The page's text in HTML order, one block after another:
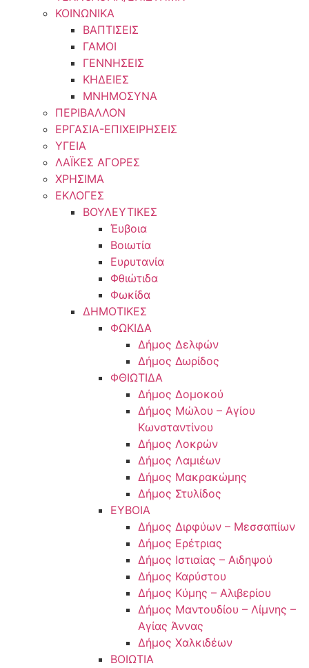
ΚΟΙΝΩΝΙΚΑ
ΒΑΠΤΙΣΕΙΣ
ΓΑΜΟΙ
ΓΕΝΝΗΣΕΙΣ
ΚΗΔΕΙΕΣ
ΜΝΗΜΟΣΥΝΑ
ΠΕΡΙΒΑΛΛΟΝ
ΕΡΓΑΣΙΑ-ΕΠΙΧΕΙΡΗΣΕΙΣ
ΥΓΕΙΑ
ΛΑΪΚΕΣ ΑΓΟΡΕΣ
ΧΡΗΣΙΜΑ
ΕΚΛΟΓΕΣ
ΒΟΥΛΕΥΤΙΚΕΣ
Έυβοια
Βοιωτία
Ευρυτανία
Φθιώτιδα
Φωκίδα
ΔΗΜΟΤΙΚΕΣ
ΦΩΚΙΔΑ
Δήμος Δελφών
Δήμος Δωρίδος
ΦΘΙΩΤΙΔΑ
Δήμος Δομοκού
Δήμος Μώλου – Αγίου
Κωνσταντίνου
Δήμος Λοκρών
Δήμος Λαμιέων
Δήμος Μακρακώμης
Δήμος Στυλίδος
ΕΥΒΟΙΑ
Δήμος Διρφύων – Μεσσαπίων
Δήμος Ερέτριας
Δήμος Ιστιαίας – Αιδηψού
Δήμος Καρύστου
Δήμος Κύμης – Αλιβερίου
Δήμος Μαντουδίου – Λίμνης –
Αγίας Άννας
Δήμος Χαλκιδέων
ΒΟΙΩΤΙΑ